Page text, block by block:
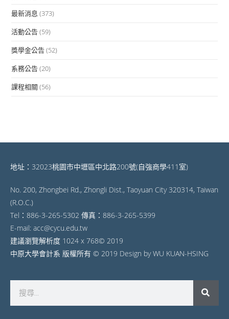
最新消息 (373)
活動公告(59)
獎學金公告(52)
系務公告(20)
課程相關 (56)
地址：32023桃園市中壢區中北路200號(自強商學411室)
No. 200, Zhongbei Rd., Zhongli Dist., Taoyuan City 320314, Taiwan
(R.O.C.)
Tel：886-3-265-5302 傳真：886-3-265-5399
E-mail: acc@cycu.edu.tw
建議瀏覽解析度 1024 x 768© 2019
中原大學會計系 版權所有 © 2019 Design by WU KUAN-HSING